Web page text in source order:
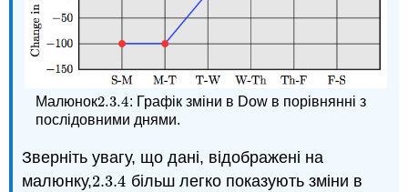
Малюнок2.3.4
2.3.4: Графік зміни в Dow в порівнянні з
послідовними днями.
Зверніть увагу, що дані, відображені на
малюнку,2.3.4
2.3.4 більш легко показують зміни в